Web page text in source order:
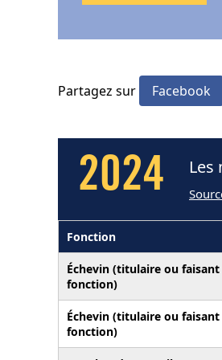
Partagez sur Facebook
2024 Les
Fonction
Échevin (titulaire ou faisant
fonction)
Échevin (titulaire ou faisant
fonction)